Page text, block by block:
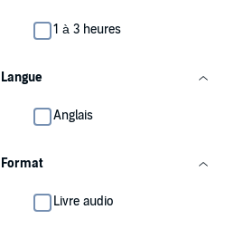
1 à 3 heures
Langue
Anglais
Format
Livre audio